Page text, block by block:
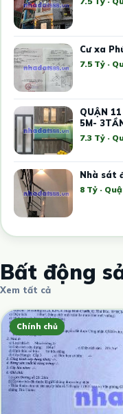
Cư xa
7.5 Tỷ ·
QUẬN
5M-
20TR/
7.3 Tỷ ·
Nhà sát
8 Tỷ ·
Bất động
Xem tất cả
Chính chủ